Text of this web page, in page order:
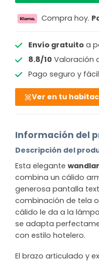
Compra hoy.
Envío gratuitoa
8.8/10 Valoración
Pago seguro y fácil
Ver en tu
Información del
Descripción del
Esta elegante
combina un cálido
generosa pantalla
combinación de tela
cálido le da a la
se adapta
con estilo hotelero.
El brazo articulado y